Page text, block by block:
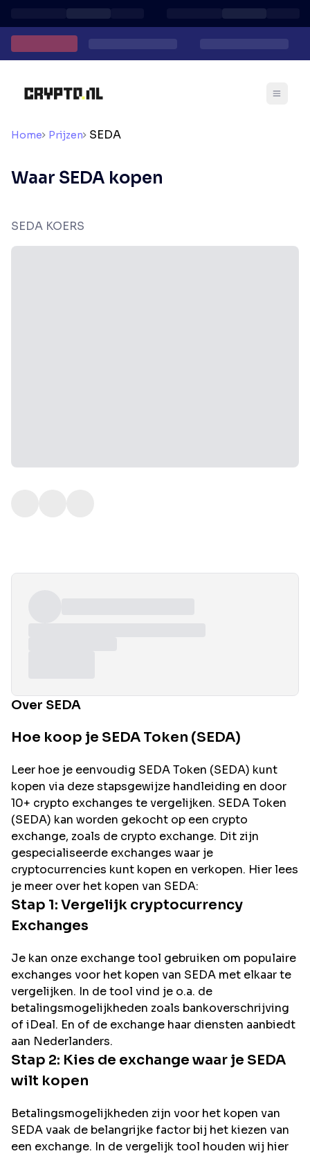
Home Prijzen SEDA
Waar SEDA kopen
SEDA KOERS
Over SEDA
Hoe koop je SEDA Token (SEDA)
Leer hoe je eenvoudig SEDAToken (SEDA) kunt
kopen via deze stapsgewijze handleiding en door
10+ crypto exchanges te vergelijken. SEDAToken
(SEDA) kan worden gekocht op een crypto
exchange, zoals de crypto exchange. Dit zijn
gespecialiseerde exchanges waar je
cryptocurrencies kunt kopen en verkopen. Hier lees
je meer over het kopen van SEDA:
Stap 1: Vergelijk cryptocurrency
Exchanges
Je kan onze exchange tool gebruiken om populaire
exchanges voor het kopen van SEDA met elkaar te
vergelijken. In de tool vind je o.a. de
betalingsmogelijkheden zoals bankoverschrijving
of iDeal. En of de exchange haar diensten aanbiedt
aan Nederlanders.
Stap 2: Kies de exchange waar je SEDA
wilt kopen
Betalingsmogelijkheden zijn voor het kopen van
SEDAvaak de belangrijke factor bij het kiezen van
een exchange. In de vergelijk tool houden wij hier